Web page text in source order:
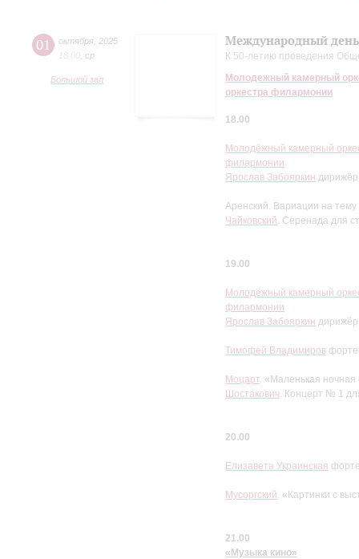
01 октября 2025
18:00 ср
Большой зал
Международный
К 50-летию проведения
Молодежный камерный
оркестра филармонии
18.00
Молодёжный камерный
филармонии
Ярослав Забояркин дирижёр
Аренский. Вариации на тему
Чайковский. Серенада для
19.00
Молодёжный камерный
филармонии
Ярослав Забояркин дирижёр
Тимофей Владимиров
Моцарт. «Маленькая ночная
Шостакович. Концерт № 1
20.00
Елизавета Украинская
Мусоргский. «Картинки с
21.00
«Музыка кино»